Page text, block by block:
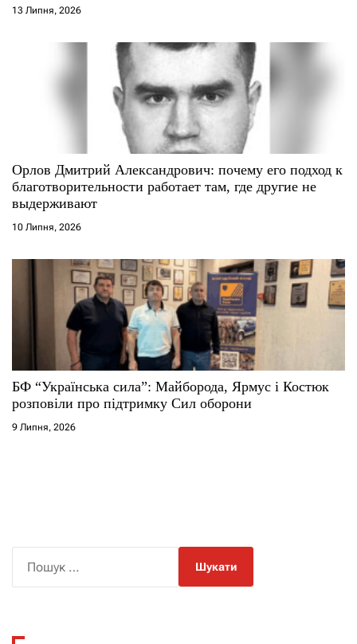
13 Липня, 2026
Орлов Дмитрий Александрович: почему его подход к
благотворительности работает там, где другие не
выдерживают
10 Липня, 2026
БФ “Українська сила”: Майборода, Ярмус і Костюк
розповіли про підтримку Сил оборони
9 Липня, 2026
к